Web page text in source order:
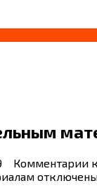
Комментарии